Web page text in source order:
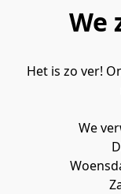
We
Het is zo ver!
We